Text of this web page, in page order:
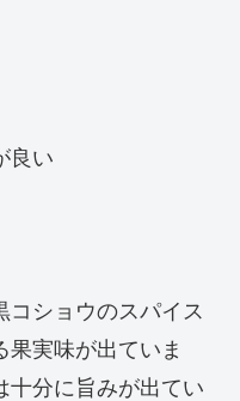
良い
ショウのスパイス
実味が出ていま
十分に旨みが出てい